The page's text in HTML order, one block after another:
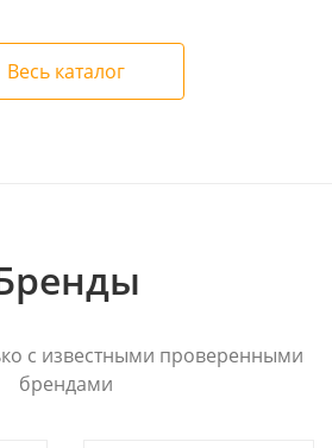
Весь каталог
с известными проверенными
брендами